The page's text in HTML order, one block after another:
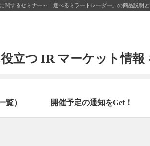
するセミナー～「選べるミラートレーダー」の商品説明
役立つ IR マーケット情
覧） 開催予定の通知をGet！